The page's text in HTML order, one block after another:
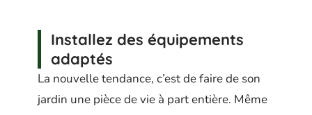
Installez des équipements
adaptés
La nouvelle tendance, c’est de faire de son
jardin une pièce de vie à part entière. Même